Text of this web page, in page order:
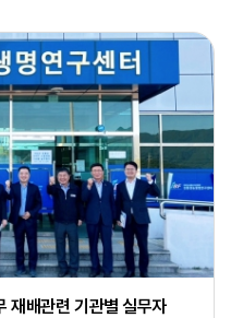
재배관련 기관별 실무자